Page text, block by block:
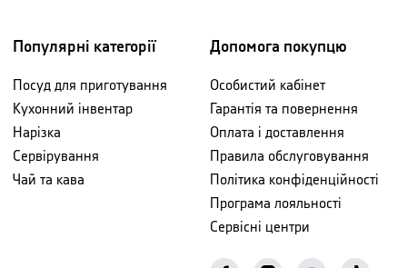
Популярні категорії
Посуд для приготування
Кухонний інвентар
Нарізка
Сервірування
Чай та кава
Допомога покупцю
Особистий кабінет
Гарантія та повернення
Оплата і доставлення
Правила обслуговування
Політика конфіденційності
Програма лояльності
Сервісні центри